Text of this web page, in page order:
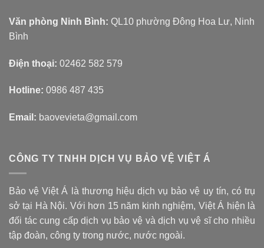
Văn phòng Ninh Bình: QL10 phường Đông Hoa Lư, Ninh
Bình
Điện thoại: 02462 582 579
Hotline: 0986 487 435
Email: baovevieta@gmail.com
CÔNG TY TNHH DỊCH VỤ BẢO VỆ VIỆT Á
Bảo vệ Việt Á là thương hiệu dịch vụ bảo vệ uy tín, có trụ
sở tại Hà Nội. Với hơn 15 năm kinh nghiệm, Việt Á hiện là
đối tác cung cấp dịch vụ bảo vệ và dịch vụ vệ sĩ cho nhiều
tập đoàn, công ty trong nước, nước ngoài.